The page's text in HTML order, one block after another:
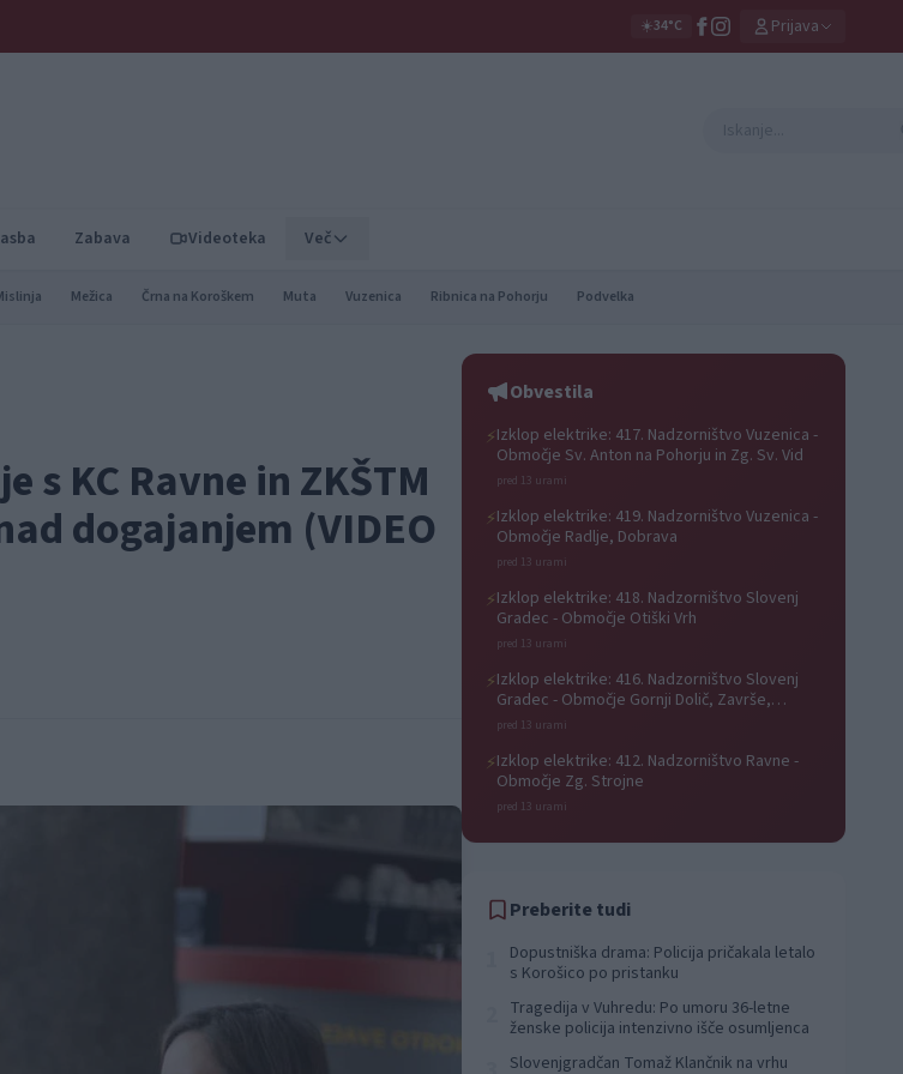
☀️34°C Prijava
Zabava Videoteka Več
Mežica Črna na Koroškem Muta Vuzenica Ribnica na Pohorju Podvelka
KC Ravne in ZKŠTM
dogajanjem (VIDEO
Obvestila
⚡Izklop elektrike: 417. Nadzorništvo Vuzenica -
Območje Sv. Anton na Pohorju in Zg. Sv. Vid
pred 13 urami
⚡Izklop elektrike: 419. Nadzorništvo Vuzenica -
Območje Radlje, Dobrava
pred 13 urami
⚡Izklop elektrike: 418. Nadzorništvo Slovenj
Gradec - Območje Otiški Vrh
pred 13 urami
⚡Izklop elektrike: 416. Nadzorništvo Slovenj
Gradec - Območje Gornji Dolič, Završe,
Kozjak, Tolsti vrh pri Mislinji, Srednji Dolič,
pred 13 urami
⚡Izklop elektrike: 412. Nadzorništvo Ravne -
Območje Zg. Strojne
pred 13 urami
Preberite tudi
Dopustniška drama: Policija pričakala letalo
s Korošico po pristanku
Tragedija v Vuhredu: Po umoru 36-letne
ženske policija intenzivno išče osumljenca
Slovenjgradčan Tomaž Klančnik na vrhu